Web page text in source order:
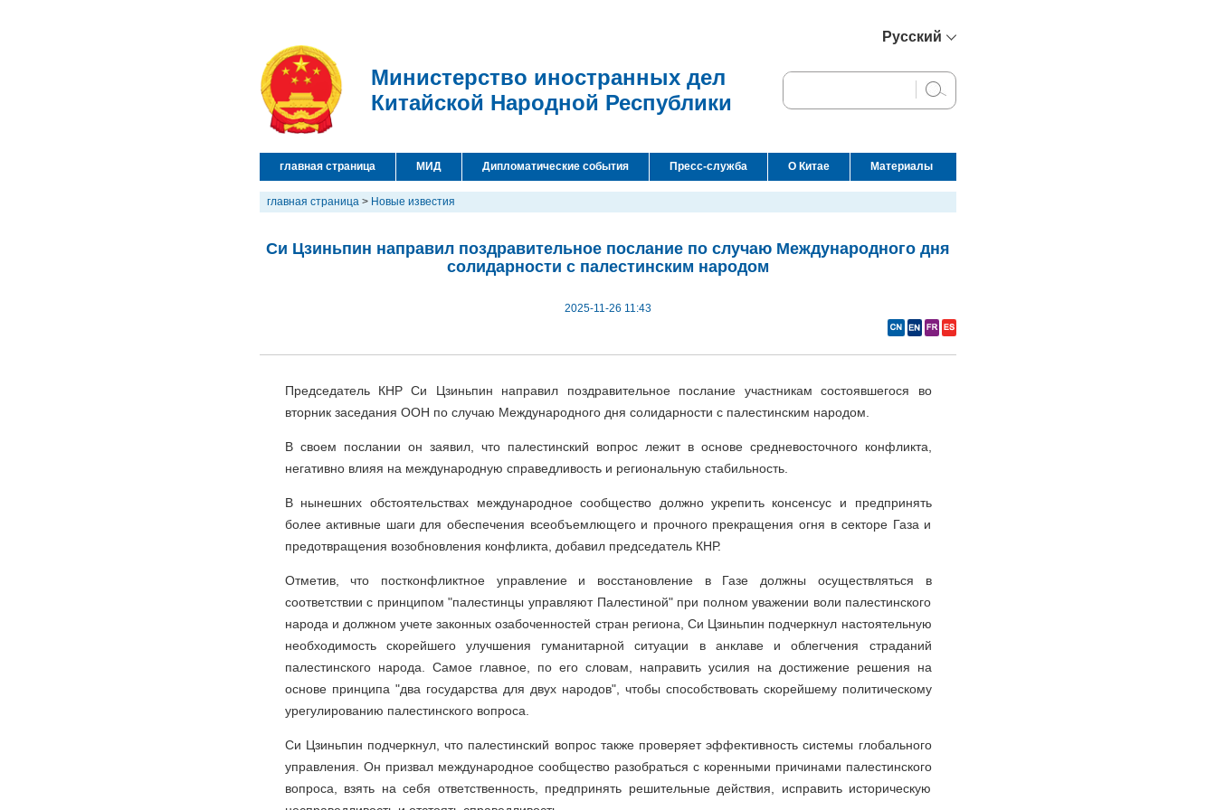
Русский
English
Español
عربي
Министерство иностранных дел
Китайской Народной Республики
главная страница МИД Дипломатические события Пресс-служба О Китае Материалы
главная страница > Новые известия
Си Цзиньпин направил поздравительное послание по случаю Международного дня
солидарности с палестинским народом
2025-11-26 11:43
Председатель КНР Си Цзиньпин направил поздравительное послание участникам состоявшегося во
вторник заседания ООН по случаю Международного дня солидарности с палестинским народом.
В своем послании он заявил, что палестинский вопрос лежит в основе средневосточного конфликта,
негативно влияя на международную справедливость и региональную стабильность.
В нынешних обстоятельствах международное сообщество должно укрепить консенсус и предпринять
более активные шаги для обеспечения всеобъемлющего и прочного прекращения огня в секторе Газа и
предотвращения возобновления конфликта, добавил председатель КНР.
Отметив, что постконфликтное управление и восстановление в Газе должны осуществляться в
соответствии с принципом "палестинцы управляют Палестиной" при полном уважении воли палестинского
народа и должном учете законных озабоченностей стран региона, Си Цзиньпин подчеркнул настоятельную
необходимость скорейшего улучшения гуманитарной ситуации в анклаве и облегчения страданий
палестинского народа. Самое главное, по его словам, направить усилия на достижение решения на
основе принципа "два государства для двух народов", чтобы способствовать скорейшему политическому
урегулированию палестинского вопроса.
Си Цзиньпин подчеркнул, что палестинский вопрос также проверяет эффективность системы глобального
управления. Он призвал международное сообщество разобраться с коренными причинами палестинского
вопроса, взять на себя ответственность, предпринять решительные действия, исправить историческую